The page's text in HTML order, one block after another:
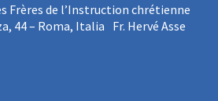
Frères de l’Instruction chrétienne
44 – Roma, Italia Fr. Hervé Asse